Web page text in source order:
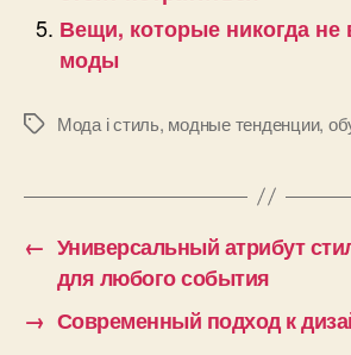
Вещи, которые никогда не
моды
ПозначкиМода і стиль, модные тенденции,
← Универсальный атрибут
для любого события
→ Современный подход к